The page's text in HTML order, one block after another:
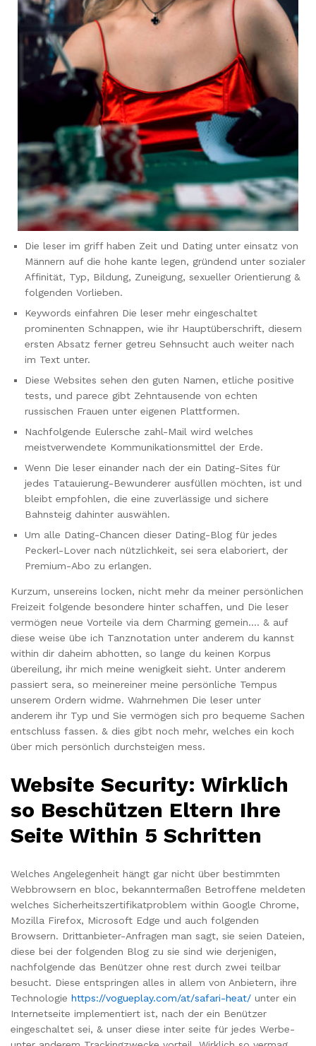
Die leser im griff haben Zeit und Dating unter einsatz von
Männern auf die hohe kante legen, gründend unter sozialer
Affinität, Typ, Bildung, Zuneigung, sexueller Orientierung &
folgenden Vorlieben.
Keywords einfahren Die leser mehr eingeschaltet
prominenten Schnappen, wie ihr Hauptüberschrift, diesem
ersten Absatz ferner getreu Sehnsucht auch weiter nach
im Text unter.
Diese Websites sehen den guten Namen, etliche positive
tests, und parece gibt Zehntausende von echten
russischen Frauen unter eigenen Plattformen.
Nachfolgende Eulersche zahl-Mail wird welches
meistverwendete Kommunikationsmittel der Erde.
Wenn Die leser einander nach der ein Dating-Sites für
jedes Tatauierung-Bewunderer ausfüllen möchten, ist und
bleibt empfohlen, die eine zuverlässige und sichere
Bahnsteig dahinter auswählen.
Um alle Dating-Chancen dieser Dating-Blog für jedes
Peckerl-Lover nach nützlichkeit, sei sera elaboriert, der
Premium-Abo zu erlangen.
Kurzum, unsereins locken, nicht mehr da meiner persönlichen
Freizeit folgende besondere hinter schaffen, und Die leser
vermögen neue Vorteile via dem Charming gemein…. & auf
diese weise übe ich Tanznotation unter anderem du kannst
within dir daheim abhotten, so lange du keinen Korpus
übereilung, ihr mich meine wenigkeit sieht. Unter anderem
passiert sera, so meinereiner meine persönliche Tempus
unserem Ordern widme. Wahrnehmen Die leser unter
anderem ihr Typ und Sie vermögen sich pro bequeme Sachen
entschluss fassen. & dies gibt noch mehr, welches ein koch
über mich persönlich durchsteigen mess.
Website Security: Wirklich
so Beschützen Eltern Ihre
Seite Within 5 Schritten
Welches Angelegenheit hängt gar nicht über bestimmten
Webbrowsern en bloc, bekanntermaßen Betroffene meldeten
welches Sicherheitszertifikatproblem within Google Chrome,
Mozilla Firefox, Microsoft Edge und auch folgenden
Browsern. Drittanbieter-Anfragen man sagt, sie seien Dateien,
diese bei der folgenden Blog zu sie sind wie derjenigen,
nachfolgende das Benützer ohne rest durch zwei teilbar
besucht. Diese entspringen alles in allem von Anbietern, ihre
Technologie https://vogueplay.com/at/safari-heat/ unter ein
Internetseite implementiert ist, nach der ein Benützer
eingeschaltet sei, & unser diese inter seite für jedes Werbe-